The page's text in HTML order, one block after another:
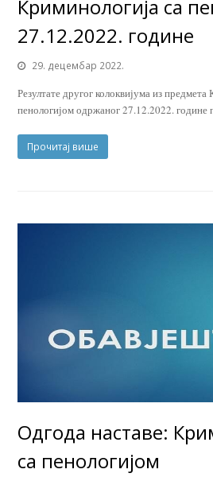
Криминологија са
27.12.2022. године
29. децембар 2022.
Резултате другог колоквијума из
пенологијом одржаног 27.12.2022. године
Прочитај више
Одгода наставе:
са пенологијом